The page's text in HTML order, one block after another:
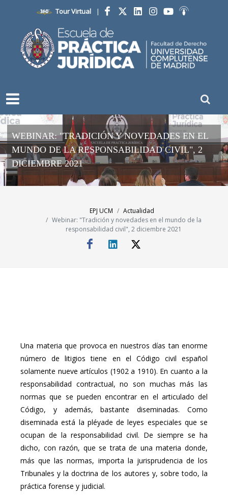
Tour Virtual |
Facebook
WEBINAR: "TRADICIÓN Y NOVEDADES EN EL
MUNDO DE LA RESPONSABILIDAD CIVIL", 2
DICIEMBRE 2021
EPJ UCM
Actualidad
Webinar: "Tradición y novedades en el mundo de la
responsabilidad civil", 2 diciembre 2021
Una materia que provoca en nuestros días tan enorme
número de litigios tiene en el Código civil español
solamente nueve artículos (1902 a 1910). En cuanto a la
responsabilidad contractual, no son muchas más las
normas que se pueden encontrar en el articulado del
Código, y además, bastante diseminadas. Como
diseminada está la pléyade de leyes especiales que se
ocupan de la responsabilidad civil. De siempre se ha
dicho, con razón, que se trata de una materia donde,
más que las normas, importa la jurisprudencia de los
Tribunales y la doctrina de los autores y, sobre todo, la
práctica forense y judicial.